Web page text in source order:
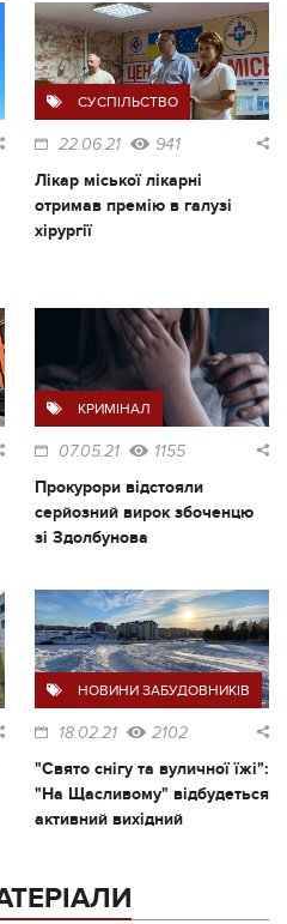
СУСПІЛЬСТВО
22.06.21 941
Лікар міської лікарні
отримав премію в галузі
хірургії
КРИМІНАЛ
07.05.21 1155
Прокурори відстояли
серйозний вирок збоченцю
зі Здолбунова
НОВИНИ ЗАБУДОВНИКІВ
18.02.21 2102
"Свято снігу та вуличної їжі":
"На Щасливому" відбудеться
активний вихідний